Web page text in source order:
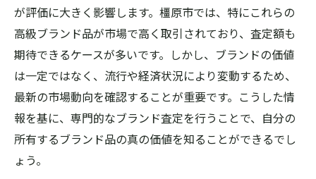
引き出す秘訣
専門家が教える橿原市でのブランド査定の
コツ
査定結果を最大化するためのプロのテクニ
ック
橿原市のブランド査定で差をつけるポイン
ト
が評価に大きく影響します。橿原市では、特にこれらの
高級ブランド品が市場で高く取引されており、査定額も
期待できるケースが多いです。しかし、ブランドの価値
は一定ではなく、流行や経済状況により変動するため、
最新の市場動向を確認することが重要です。こうした情
報を基に、専門的なブランド査定を行うことで、自分の
所有するブランド品の真の価値を知ることができるでし
ょう。